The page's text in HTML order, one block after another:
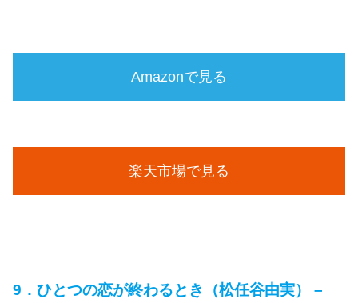
Amazonで見る
楽天市場で見る
9．ひとつの恋が終わるとき（松任谷由実） –